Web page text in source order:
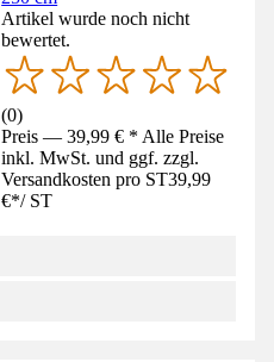
Artikel wurde noch nicht
bewertet.
(0)
Preis — 39,99 € * Alle Preise
inkl. MwSt. und ggf. zzgl.
Versandkosten pro ST39,99
€*/ ST